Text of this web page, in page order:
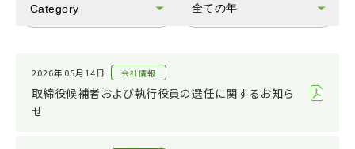
Category
お知らせ
会社情報
全ての年
2024
2026年05月14日 会社情報
取締役候補者および執行役員の選任に関するお知ら
せ